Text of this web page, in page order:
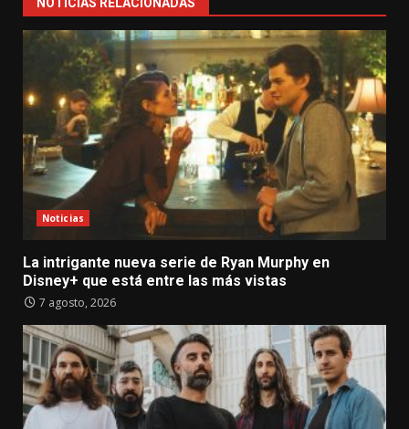
Noticias
La intrigante nueva serie de Ryan Murphy en
Disney+ que está entre las más vistas
7 agosto, 2026